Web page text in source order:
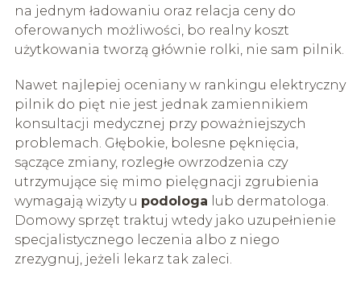
na jednym ładowaniu oraz relacja ceny do
oferowanych możliwości, bo realny koszt
użytkowania tworzą głównie rolki, nie sam pilnik.
Nawet najlepiej oceniany w rankingu elektryczny
pilnik do pięt nie jest jednak zamiennikiem
konsultacji medycznej przy poważniejszych
problemach. Głębokie, bolesne pęknięcia,
sączące zmiany, rozległe owrzodzenia czy
utrzymujące się mimo pielęgnacji zgrubienia
wymagają wizyty u podologa lub dermatologa.
Domowy sprzęt traktuj wtedy jako uzupełnienie
specjalistycznego leczenia albo z niego
zrezygnuj, jeżeli lekarz tak zaleci.